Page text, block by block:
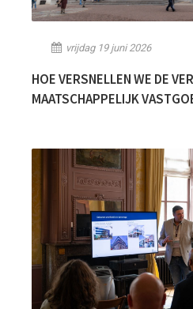
vrijdag 19 juni 2026
HOE VERSNELLEN WE DE
MAATSCHAPPELIJK